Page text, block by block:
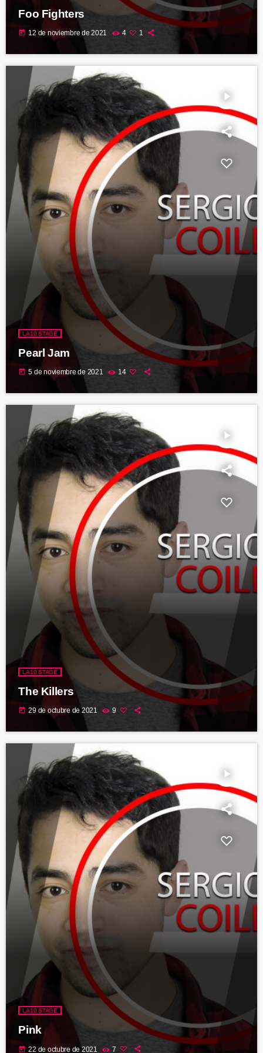
Foo Fighters
today 12 de noviembre de 2021 4 1
play_arrow
LA10 STAGE
Pearl Jam
today 5 de noviembre de 2021 14
play_arrow
LA10 STAGE
The Killers
today 29 de octubre de 2021 9
play_arrow
LA10 STAGE
Pink
today 22 de octubre de 2021 7